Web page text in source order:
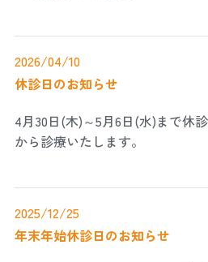
2026/04/10
休診日のお知らせ
4月30日(木)～5月6日(水)まで休
から診療いたします。
2025/12/25
年末年始休診日のお知らせ